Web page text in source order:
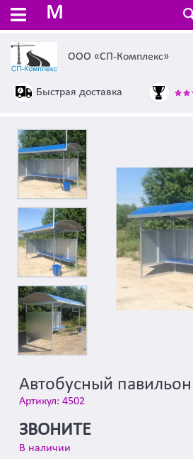
M
ООО «СП-Комплекс»
Быстрая доставка
Автобусный
Артикул: 4502
ЗВОНИТЕ
В наличии